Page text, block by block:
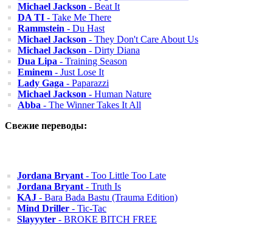
Michael Jackson - Beat It
DA TI - Take Me There
Rammstein - Du Hast
Michael Jackson - They Don't Care About Us
Michael Jackson - Dirty Diana
Dua Lipa - Training Season
Eminem - Just Lose It
Lady Gaga - Paparazzi
Michael Jackson - Human Nature
Abba - The Winner Takes It All
Свежие переводы:
Jordana Bryant - Too Little Too Late
Jordana Bryant - Truth Is
KAJ - Bara Bada Bastu (Trauma Edition)
Mind Driller - Tic-Tac
Slayyyter - BROKE BITCH FREE